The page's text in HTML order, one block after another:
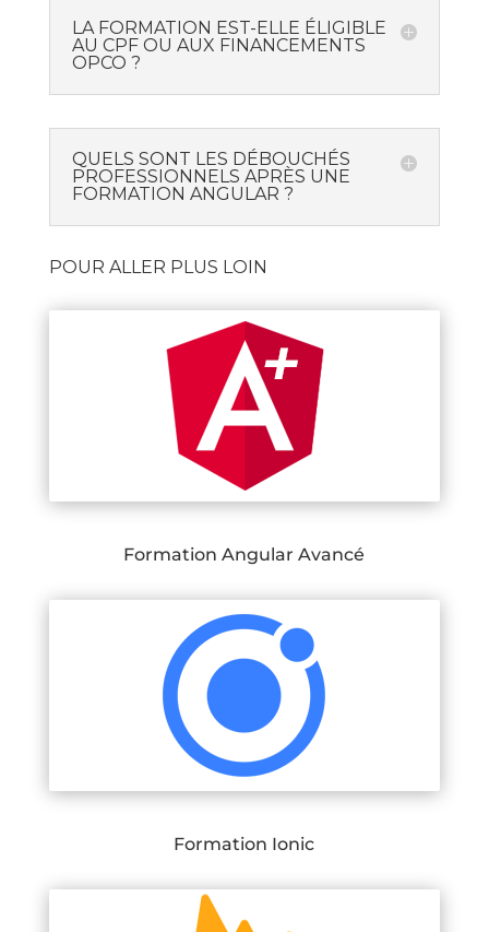
LA FORMATION EST-ELLE ÉLIGIBLE
AU CPF OU AUX FINANCEMENTS
OPCO ?
QUELS SONT LES DÉBOUCHÉS
PROFESSIONNELS APRÈS UNE
FORMATION ANGULAR ?
POUR ALLER PLUS LOIN
Formation Angular Avancé
Formation Ionic